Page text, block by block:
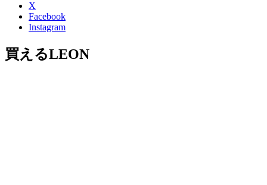
X
Facebook
Instagram
買えるLEON